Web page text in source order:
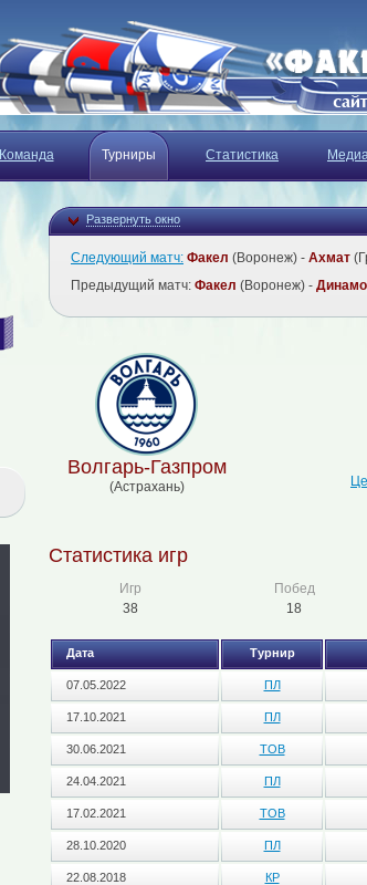
Команда Турниры Статистика
Развернуть окно
Следующий матч: Факел (Воронеж) - Ахмат
Предыдущий матч: Факел (Воронеж) -
Волгарь-Газпром
(Астрахань)
Статистика игр
Игр Побед
38
18
Дата Турнир
07.05.2022 ПЛ
17.10.2021 ПЛ
30.06.2021 ТОВ
24.04.2021 ПЛ
17.02.2021 ТОВ
28.10.2020 ПЛ
22.08.2018 КР